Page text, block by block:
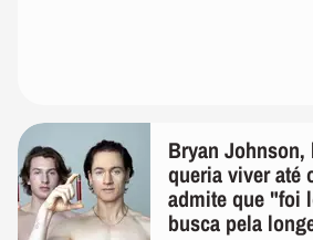
Bryan Johnson,
queria viver até
admite que "foi
busca pela